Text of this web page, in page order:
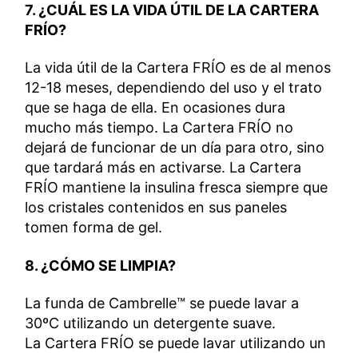
7. ¿CUÁL ES LA VIDA ÚTIL DE LA CARTERA
FRÍO?
La vida útil de la Cartera FRÍO es de al menos
12-18 meses, dependiendo del uso y el trato
que se haga de ella. En ocasiones dura
mucho más tiempo. La Cartera FRÍO no
dejará de funcionar de un día para otro, sino
que tardará más en activarse. La Cartera
FRÍO mantiene la insulina fresca siempre que
los cristales contenidos en sus paneles
tomen forma de gel.
8. ¿CÓMO SE LIMPIA?
La funda de Cambrelle™ se puede lavar a
30ºC utilizando un detergente suave.
La Cartera FRÍO se puede lavar utilizando un